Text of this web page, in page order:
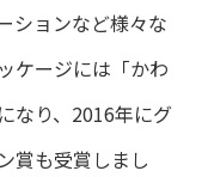
ションなど様々な
ケージには「かわ
なり、2016年にグ
賞も受賞しまし